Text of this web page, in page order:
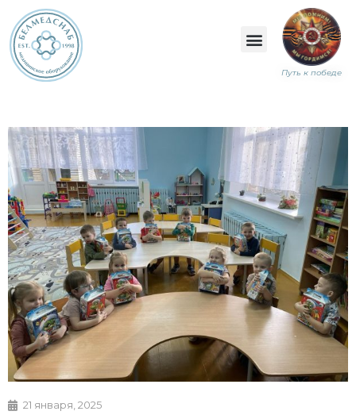
Путь к победе
21 января, 2025